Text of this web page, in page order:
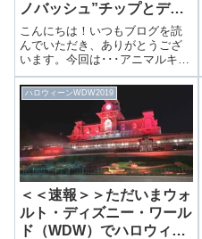
ノバッシュ”チップとデー
ル＆グーフィーのグリーテ
ィング！
こんにちは！いつもブログを読
んでいただき、ありがとうござ
います。今回は･･･アニマルキン
グダムの”ダイノバッシュ”チップ
とデール＆グーフィーのグリー
ティング！前回はドナルドとデ
イジーのグリーティングをレポ
ートしました。▶アニマルキン
グダムの...
ハロウィーンWDW2019
＜＜速報＞＞ただいまウォ
ルト・ディズニー・ワール
ド（WDW）でハロウィー